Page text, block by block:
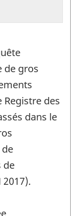
de gros
des
dans le
de